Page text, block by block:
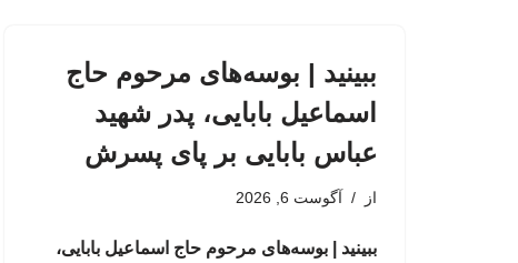
ببینید | بوسه‌های مرحوم حاج
اسماعیل بابایی، پدر شهید
عباس بابایی بر پای پسرش
از آگوست 6, 2026
ببینید | بوسه‌های مرحوم حاج اسماعیل بابایی،